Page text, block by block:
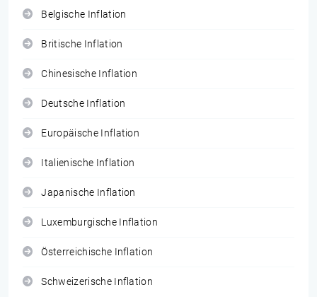
Belgische Inflation
Britische Inflation
Chinesische Inflation
Deutsche Inflation
Europäische Inflation
Italienische Inflation
Japanische Inflation
Luxemburgische Inflation
Österreichische Inflation
Schweizerische Inflation